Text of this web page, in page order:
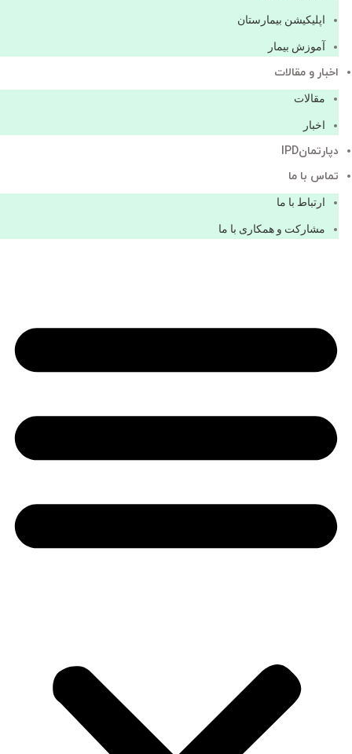
اپليكيشن بيمارستان
آموزش بیمار
اخبار و مقالات
مقالات
اخبار
دپارتمانIPD
تماس با ما
ارتباط با ما
مشاركت و همكاری با ما